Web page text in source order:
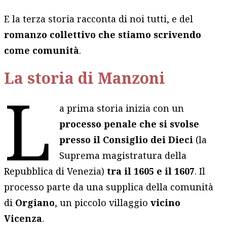
E la terza storia racconta di noi tutti, e del
romanzo collettivo che stiamo scrivendo
come comunità.
La storia di Manzoni
L
a prima storia inizia con un
processo penale che si svolse
presso il Consiglio dei Dieci (la
Suprema magistratura della
Repubblica di Venezia)tra il 1605 e il 1607. Il
processo parte da una supplica della comunità
di Orgiano, un piccolo villaggiovicino
Vicenza.